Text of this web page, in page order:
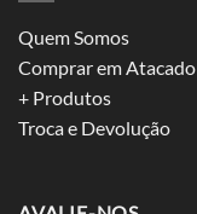
Quem Somos
Comprar em Atacado
+ Produtos
Troca e Devolução